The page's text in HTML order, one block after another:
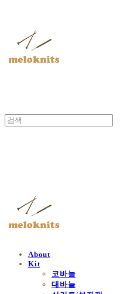
About
Kit
코바늘
대바늘